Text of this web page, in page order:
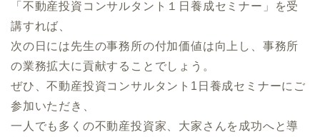
「不動産投資コンサルタント１日養成セミナー」を受
講すれば、
次の日には先生の事務所の付加価値は向上し、事務所
の業務拡大に貢献することでしょう。
ぜひ、不動産投資コンサルタント1日養成セミナーにご
参加いただき、
一人でも多くの不動産投資家、大家さんを成功へと導